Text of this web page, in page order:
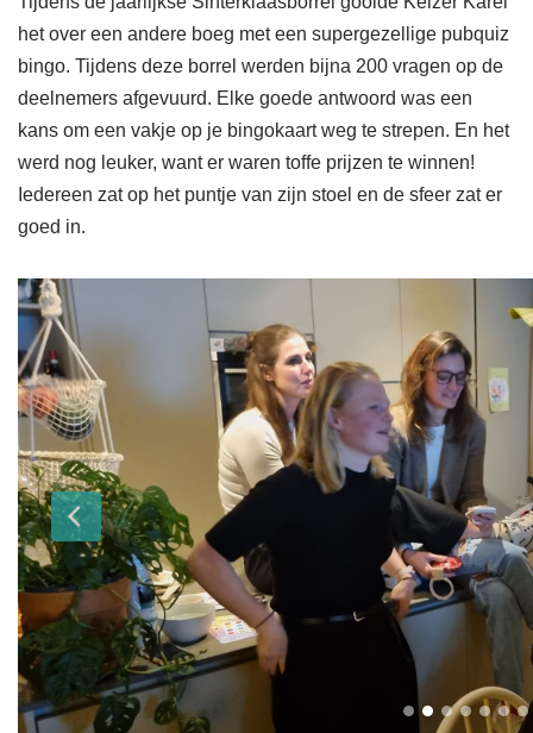
het over een andere boeg met een supergezellige pubquiz
bingo. Tijdens deze borrel werden bijna 200 vragen op de
deelnemers afgevuurd. Elke goede antwoord was een
kans om een vakje op je bingokaart weg te strepen. En het
werd nog leuker, want er waren toffe prijzen te winnen!
Iedereen zat op het puntje van zijn stoel en de sfeer zat er
goed in.